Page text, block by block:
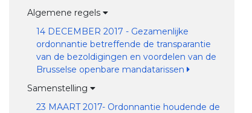
Algemene regels
14 DECEMBER 2017 - Gezamenlijke
ordonnantie betreffende de transparantie
van de bezoldigingen en voordelen van de
Brusselse openbare mandatarissen
Samenstelling
23 MAART 2017- Ordonnantie houdende de